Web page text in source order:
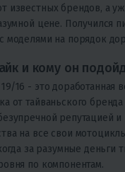
известных брендов, а
цене. Получился
моделями на порядок
и кому он
19/16 - это доработанная
от тайваньского бренда
репутацией
на все свои
за разумные деньги
по компонентам.